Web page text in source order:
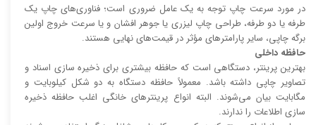
در مورد سرعت چاپ توجه به یک عامل ضروری است؛ فناوری‌های چاپ یک
طرفه یا دو طرفه، طراحی چاپ لیزری یا جوهر افشان و یا سرعت خروج اولین
برگه چاپی، سایر پارامتر‌های مؤثر در قیمت‌های نهایی هستند.
حافظه داخلی
بهترین پرینتر، دستگاهی است که حافظه بیشتری برای ذخیره سازی اسناد و
تصاویر چاپی داشته باشد. معمولاً حافظه دستگاه به دو شکل کیلوبایت و
مگابایت بیان می‌شوند. البته انواع پرینتر‌های خانگی اغلب حافظه ذخیره
سازی اطلاعات را ندارند.